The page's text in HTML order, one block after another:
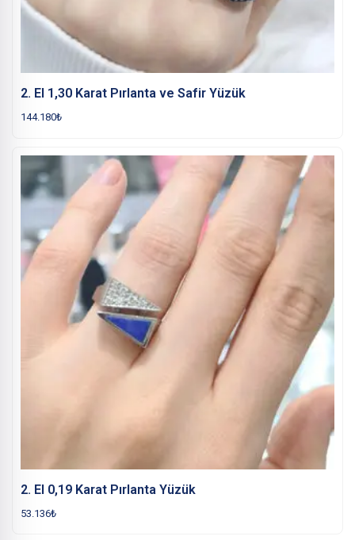
2. El 1,30 Karat Pırlanta ve Safir Yüzük
144.180₺
2. El 0,19 Karat Pırlanta Yüzük
53.136₺